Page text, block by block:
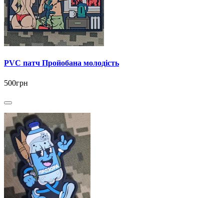
PVC патч Пройобана молодість
500грн